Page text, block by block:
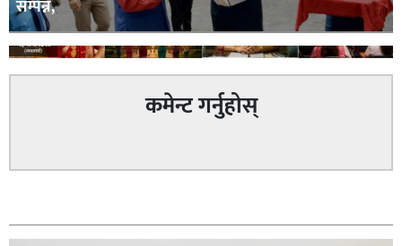
सम्पन्न,
कमेन्ट गर्नुहोस्